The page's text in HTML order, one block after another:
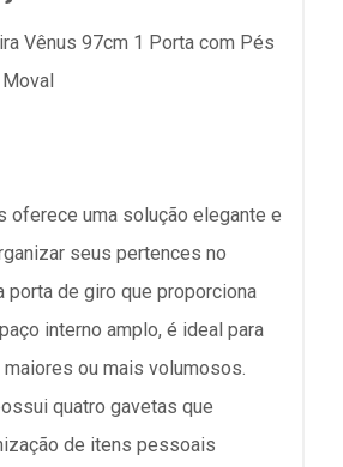
Vênus 97cm 1 Porta com Pés
oferece uma solução elegante e
seus pertences no
porta de giro que proporciona
interno amplo, é ideal para
ou mais volumosos.
quatro gavetas que
de itens pessoais